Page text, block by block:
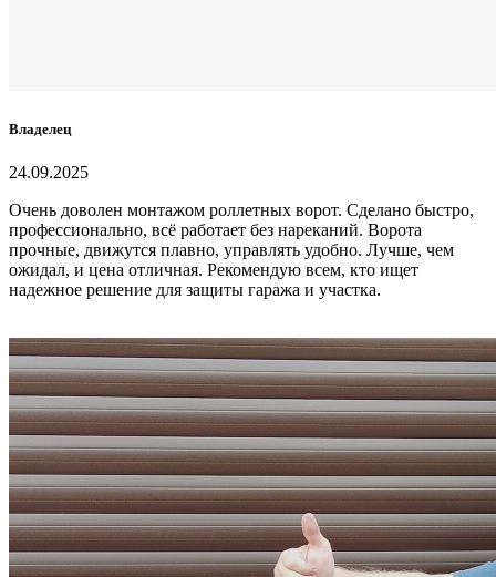
Владелец
24.09.2025
Очень доволен монтажом роллетных ворот. Сделано быстро,
профессионально, всё работает без нареканий. Ворота
прочные, движутся плавно, управлять удобно. Лучше, чем
ожидал, и цена отличная. Рекомендую всем, кто ищет
надежное решение для защиты гаража и участка.